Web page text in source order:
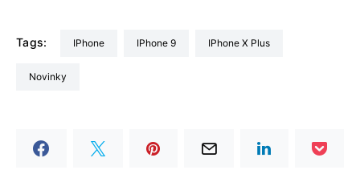
Tags: iPhone iPhone 9 iPhone X Plus
Novinky